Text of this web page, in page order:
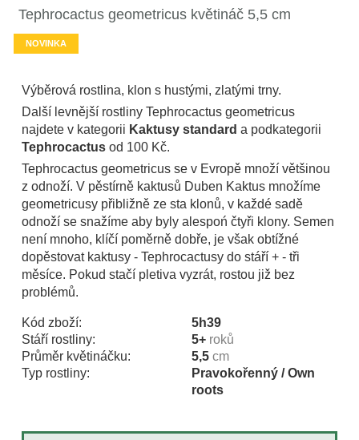
Tephrocactus geometricus květináč 5,5 cm
NOVINKA
Výběrová rostlina, klon s hustými, zlatými trny.
Další levnější rostliny Tephrocactus geometricus
najdete v kategorii Kaktusy standard a podkategorii
Tephrocactus od 100 Kč.
Tephrocactus geometricus se v Evropě množí většinou
z odnoží. V pěstírně kaktusů Duben Kaktus množíme
geometricusy přibližně ze sta klonů, v každé sadě
odnoží se snažíme aby byly alespoń čtyři klony. Semen
není mnoho, klíčí poměrně dobře, je však obtížné
dopěstovat kaktusy - Tephrocactusy do stáří + - tři
měsíce. Pokud stačí pletiva vyzrát, rostou již bez
problémů.
Kód zboží:
5h39
Stáří rostliny:
5+ roků
Průměr květináčku:
5,5 cm
Typ rostliny:
Pravokořenný / Own
roots